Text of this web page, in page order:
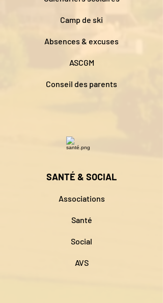
Camp de ski
Absences & excuses
ASCGM
Conseil des parents
SANTÉ & SOCIAL
Associations
Santé
Social
AVS